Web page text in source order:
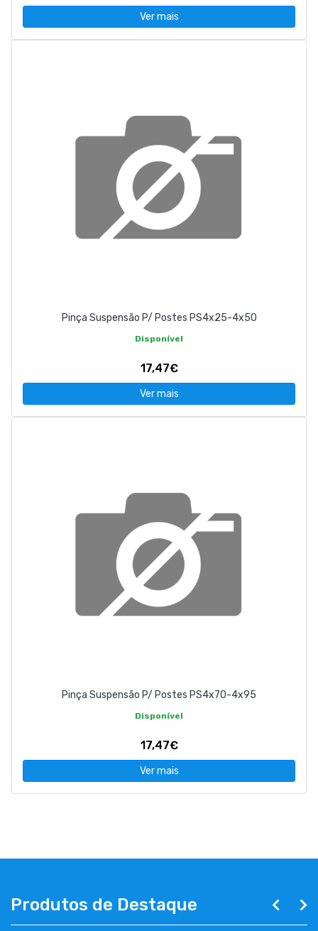
Ver mais
Pinça Suspensão P/ Postes PS4x25-4x50
Disponível
17,47€
Ver mais
Pinça Suspensão P/ Postes PS4x70-4x95
Disponível
17,47€
Ver mais
Produtos de Destaque